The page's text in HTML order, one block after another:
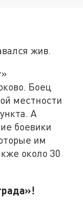
жив.
Боец
местности
А
боевики
им
около 30